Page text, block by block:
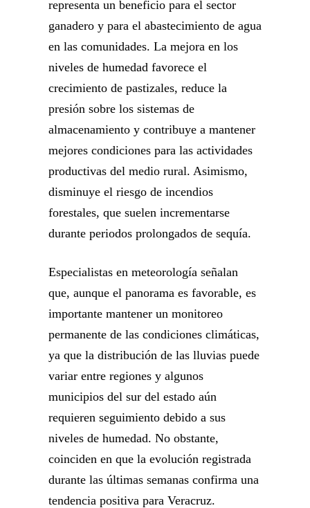
representa un beneficio para el sector
ganadero y para el abastecimiento de agua
en las comunidades. La mejora en los
niveles de humedad favorece el
crecimiento de pastizales, reduce la
presión sobre los sistemas de
almacenamiento y contribuye a mantener
mejores condiciones para las actividades
productivas del medio rural. Asimismo,
disminuye el riesgo de incendios
forestales, que suelen incrementarse
durante periodos prolongados de sequía.
Especialistas en meteorología señalan
que, aunque el panorama es favorable, es
importante mantener un monitoreo
permanente de las condiciones climáticas,
ya que la distribución de las lluvias puede
variar entre regiones y algunos
municipios del sur del estado aún
requieren seguimiento debido a sus
niveles de humedad. No obstante,
coinciden en que la evolución registrada
durante las últimas semanas confirma una
tendencia positiva para Veracruz.